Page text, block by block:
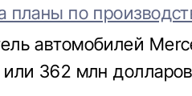
планы по
автомобилей
362 млн